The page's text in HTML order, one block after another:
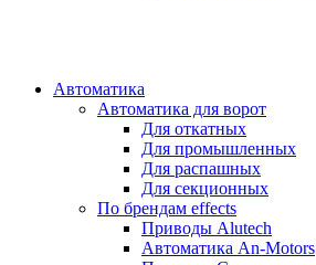
Автоматика
Автоматика для ворот
Для откатных
Для промышленных
Для распашных
Для секционных
По брендам effects
Приводы Alutech
Автоматика An-Motors